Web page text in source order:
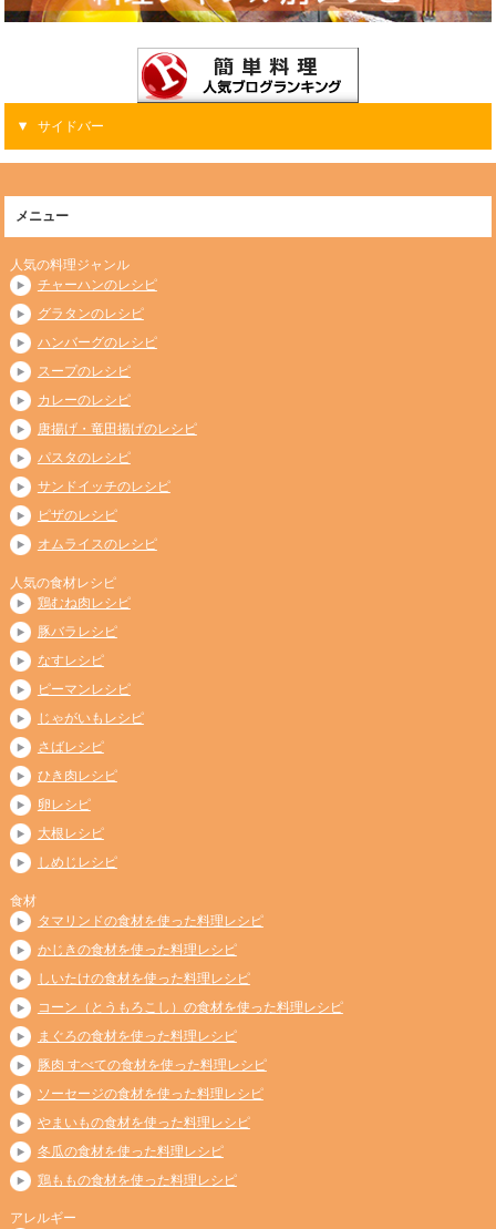
サイドバー
メニュー
人気の料理ジャンル
チャーハンのレシピ
グラタンのレシピ
ハンバーグのレシピ
スープのレシピ
カレーのレシピ
唐揚げ・竜田揚げのレシピ
パスタのレシピ
サンドイッチのレシピ
ピザのレシピ
オムライスのレシピ
人気の食材レシピ
鶏むね肉レシピ
豚バラレシピ
なすレシピ
ピーマンレシピ
じゃがいもレシピ
さばレシピ
ひき肉レシピ
卵レシピ
大根レシピ
しめじレシピ
食材
タマリンドの食材を使った料理レシピ
かじきの食材を使った料理レシピ
しいたけの食材を使った料理レシピ
コーン（とうもろこし）の食材を使った料理レシピ
まぐろの食材を使った料理レシピ
豚肉 すべての食材を使った料理レシピ
ソーセージの食材を使った料理レシピ
やまいもの食材を使った料理レシピ
冬瓜の食材を使った料理レシピ
鶏ももの食材を使った料理レシピ
アレルギー